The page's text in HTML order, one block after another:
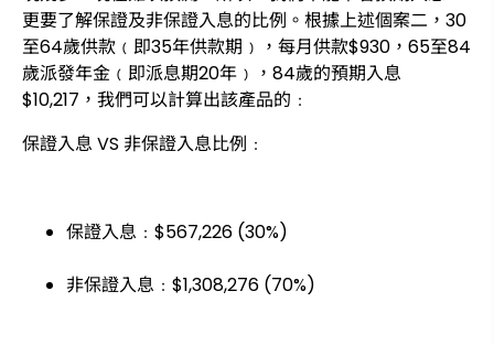
更要了解保證及非保證入息的比例。根據上述個案二，30
至64歲供款﹙即35年供款期﹚，每月供款$930，65至84
歲派發年金﹙即派息期20年﹚，84歲的預期入息
$10,217，我們可以計算出該產品的﹕
保證入息 VS 非保證入息比例﹕
保證入息﹕$567,226 (30%)
非保證入息﹕$1,308,276 (70%)